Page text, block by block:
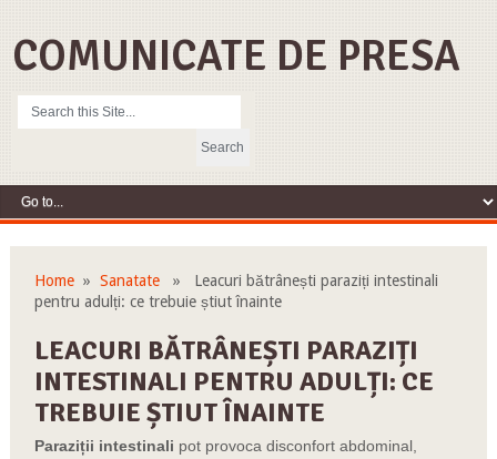
COMUNICATE DE PRESA
Home» Sanatate» Leacuri bătrânești paraziți intestinali
pentru adulți: ce trebuie știut înainte
LEACURI BĂTRÂNEȘTI PARAZIȚI
INTESTINALI PENTRU ADULȚI: CE
TREBUIE ȘTIUT ÎNAINTE
Paraziții intestinali pot provoca disconfort abdominal,